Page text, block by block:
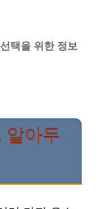
택을 위한 정보
알아두